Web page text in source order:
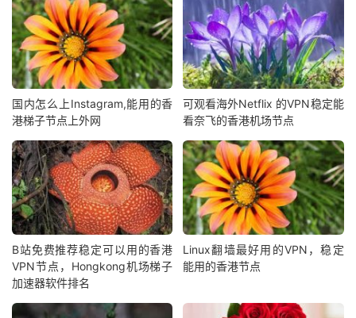
国内怎么上Instagram,能用的香
港梯子节点上外网
可观看海外Netflix 的VPN稳定能
看奈飞的香港机场节点
B站免费推荐稳定可以用的香港
VPN节点，Hongkong机场梯子
加速器软件排名
Linux翻墙最好用的VPN，稳定
能用的香港节点